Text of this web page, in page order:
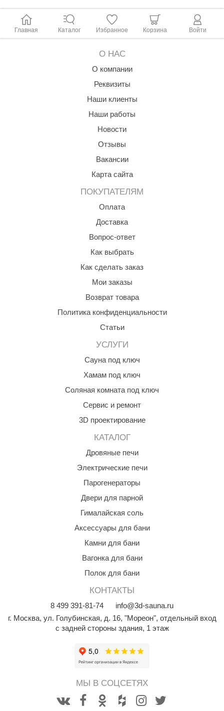
Главная Каталог Избранное Корзина Войти
О НАС
О компании
Реквизиты
Наши клиенты
Наши работы
Новости
Отзывы
Вакансии
Карта сайта
ПОКУПАТЕЛЯМ
Оплата
Доставка
Вопрос-ответ
Как выбрать
Как сделать заказ
Мои заказы
Возврат товара
Политика конфиденциальности
Статьи
УСЛУГИ
Сауна под ключ
Хамам под ключ
Соляная комната под ключ
Сервис и ремонт
3D проектирование
КАТАЛОГ
Дровяные печи
Электрические печи
Парогенераторы
Двери для парной
Гималайская соль
Аксессуары для бани
Камни для бани
Вагонка для бани
Полок для бани
КОНТАКТЫ
8 499 391-81-74
info@3d-sauna.ru
г. Москва, ул. Голубинская, д. 16, "Мореон", отдельный вход
с задней стороны здания, 1 этаж
МЫ В СОЦСЕТЯХ